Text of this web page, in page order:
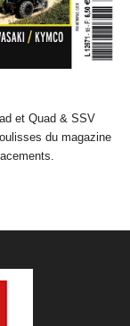
et Quad & SSV
du magazine